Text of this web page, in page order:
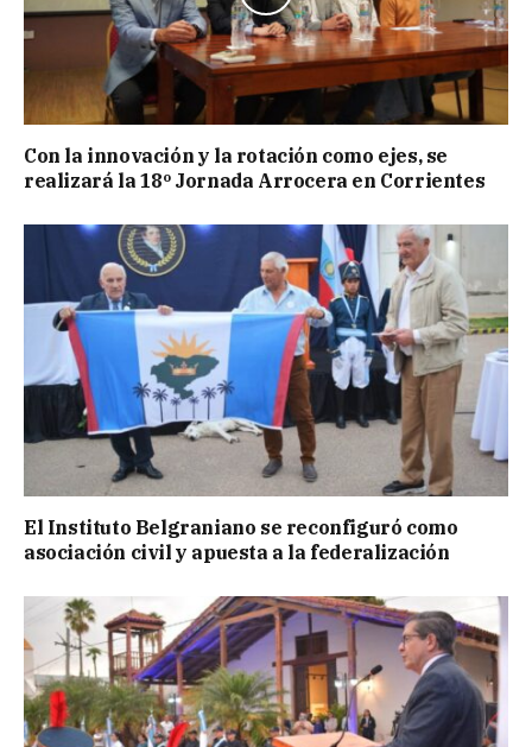
Con la innovación y la rotación como ejes, se
realizará la 18º Jornada Arrocera en Corrientes
El Instituto Belgraniano se reconfiguró como
asociación civil y apuesta a la federalización